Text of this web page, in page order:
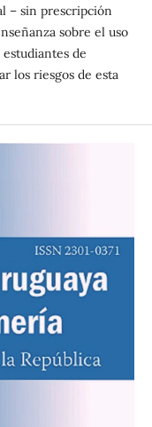
– sin prescripción
sobre el uso
de
los riesgos de esta